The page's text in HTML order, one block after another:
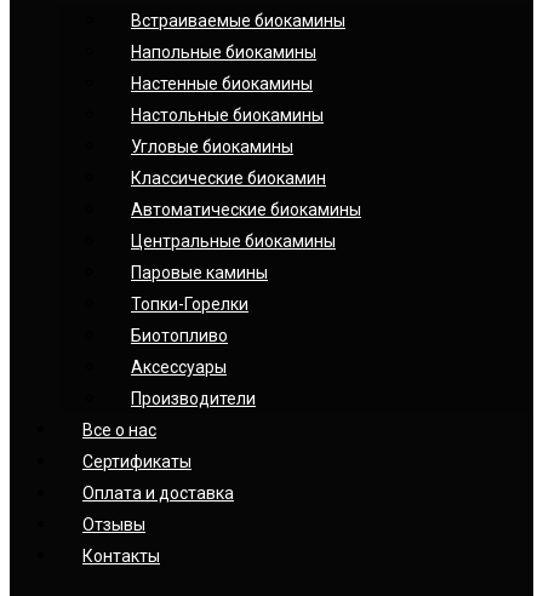
Встраиваемые биокамины
Напольные биокамины
Настенные биокамины
Настoльные биокамины
Угловые биокамины
Классические биокамин
Автоматические биокамины
Центральные биокамины
Паровые камины
Топки-Горелки
Биотопливо
Аксессуары
Производители
Все о нас
Сертификаты
Оплата и доставка
Отзывы
Контакты